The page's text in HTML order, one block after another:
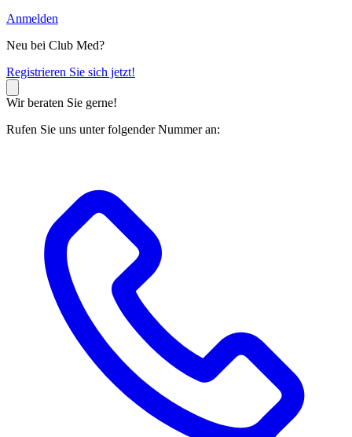
Anmelden
Neu bei Club Med?
Registrieren Sie sich jetzt!
Wir beraten Sie gerne!
Rufen Sie uns unter folgender Nummer an: